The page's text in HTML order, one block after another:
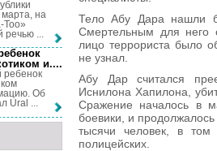
Тело Абу Дара нашли
Смертельным для него
лицо террориста было
не узнал.
Абу Дар считался
Иснилона Хапилона,
Сражение началось в
боевики, и
тысячи человек, в
полицейских.
на
Тоо»
речью ...
и....
ребенок
Об
Ural ...